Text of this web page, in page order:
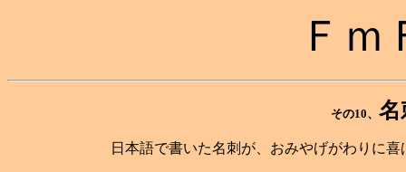
Ｆｍ
その10、 名
日本語で書いた名刺が、おみやげがわりに